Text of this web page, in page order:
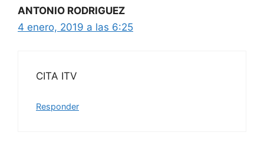
ANTONIO RODRIGUEZ
4 enero, 2019 a las 6:25
CITA ITV
Responder